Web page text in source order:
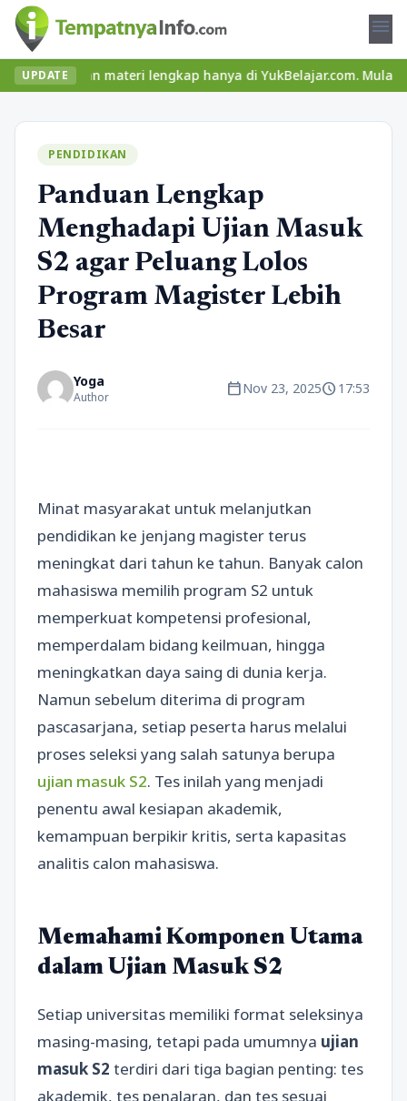
menu
UPDATE
dan materi lengkap hanya di YukBelajar.com. Mulai langkah
PENDIDIKAN
Panduan Lengkap
Menghadapi Ujian Masuk
S2 agar Peluang Lolos
Program Magister Lebih
Besar
Yoga
Author calendar_todayNov 23, 2025schedule17:53
Minat masyarakat untuk melanjutkan
pendidikan ke jenjang magister terus
meningkat dari tahun ke tahun. Banyak calon
mahasiswa memilih program S2 untuk
memperkuat kompetensi profesional,
memperdalam bidang keilmuan, hingga
meningkatkan daya saing di dunia kerja.
Namun sebelum diterima di program
pascasarjana, setiap peserta harus melalui
proses seleksi yang salah satunya berupa
ujian masuk S2. Tes inilah yang menjadi
penentu awal kesiapan akademik,
kemampuan berpikir kritis, serta kapasitas
analitis calon mahasiswa.
Memahami Komponen Utama
dalam Ujian Masuk S2
Setiap universitas memiliki format seleksinya
masing-masing, tetapi pada umumnya ujian
masuk S2 terdiri dari tiga bagian penting: tes
akademik, tes penalaran, dan tes sesuai